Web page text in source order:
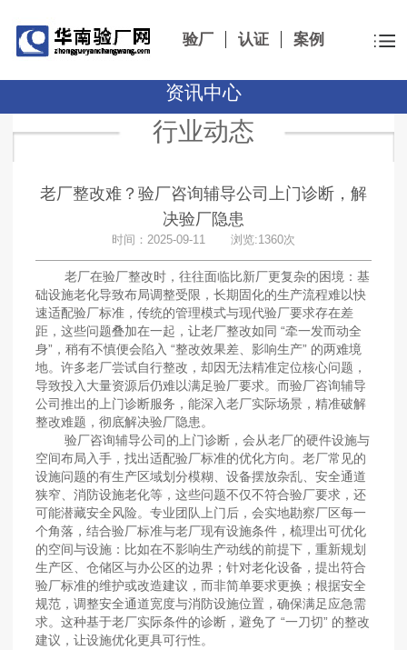
验厂 认证 案例
资讯中心
行业动态
老厂整改难？验厂咨询辅导公司上门诊断，解
决验厂隐患​
时间：2025-09-11 浏览:1360次
老厂在验厂整改时，往往面临比新厂更复杂的困境：基
础设施老化导致布局调整受限，长期固化的生产流程难以快
速适配验厂标准，传统的管理模式与现代验厂要求存在差
距，这些问题叠加在一起，让老厂整改如同 “牵一发而动全
身”，稍有不慎便会陷入 “整改效果差、影响生产” 的两难境
地。许多老厂尝试自行整改，却因无法精准定位核心问题，
导致投入大量资源后仍难以满足验厂要求。而验厂咨询辅导
公司推出的上门诊断服务，能深入老厂实际场景，精准破解
整改难题，彻底解决验厂隐患。
验厂咨询辅导公司的上门诊断，会从老厂的硬件设施与
空间布局入手，找出适配验厂标准的优化方向。老厂常见的
设施问题的有生产区域划分模糊、设备摆放杂乱、安全通道
狭窄、消防设施老化等，这些问题不仅不符合验厂要求，还
可能潜藏安全风险。专业团队上门后，会实地勘察厂区每一
个角落，结合验厂标准与老厂现有设施条件，梳理出可优化
的空间与设施：比如在不影响生产动线的前提下，重新规划
生产区、仓储区与办公区的边界；针对老化设备，提出符合
验厂标准的维护或改造建议，而非简单要求更换；根据安全
规范，调整安全通道宽度与消防设施位置，确保满足应急需
求。这种基于老厂实际条件的诊断，避免了 “一刀切” 的整改
建议，让设施优化更具可行性。